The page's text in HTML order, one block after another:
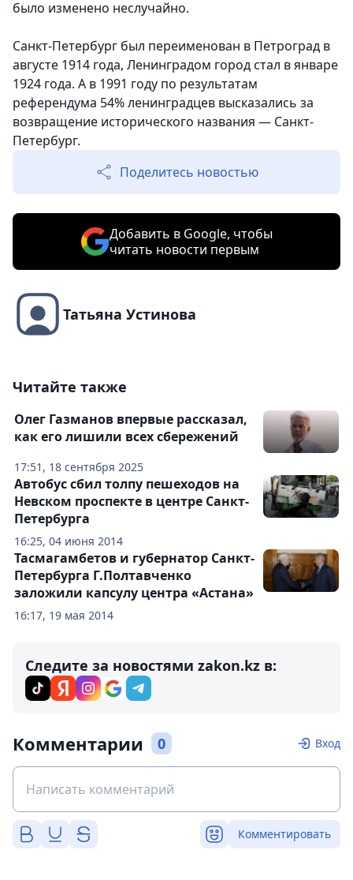
было изменено неслучайно.
Санкт-Петербург был переименован в Петроград в
августе 1914 года, Ленинградом город стал в январе
1924 года. А в 1991 году по результатам
референдума 54% ленинградцев высказались за
возвращение исторического названия — Санкт-
Петербург.
Поделитесь новостью
Добавить в Google, чтобы
читать новости первым
Татьяна Устинова
Читайте также
17:51, 18 сентября 2025
Олег Газманов впервые рассказал,
как его лишили всех сбережений
16:25, 04 июня 2014
Автобус сбил толпу пешеходов на
Невском проспекте в центре Санкт-
Петербурга
16:17, 19 мая 2014
Тасмагамбетов и губернатор Санкт-
Петербурга Г.Полтавченко
заложили капсулу центра «Астана»
Следите за новостями zakon.kz в:
Комментарии 0 Вход
Комментировать